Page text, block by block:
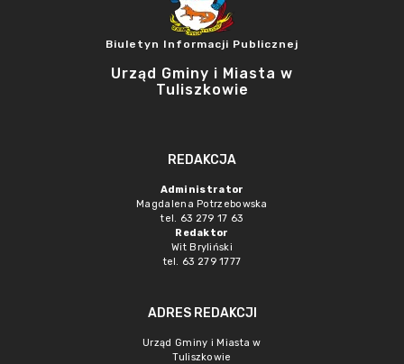
Biuletyn Informacji Publicznej
Urząd Gminy i Miasta w
Tuliszkowie
REDAKCJA
Administrator
Magdalena Potrzebowska
tel. 63 279 17 63
Redaktor
Wit Bryliński
tel. 63 279 1777
ADRES REDAKCJI
Urząd Gminy i Miasta w
Tuliszkowie